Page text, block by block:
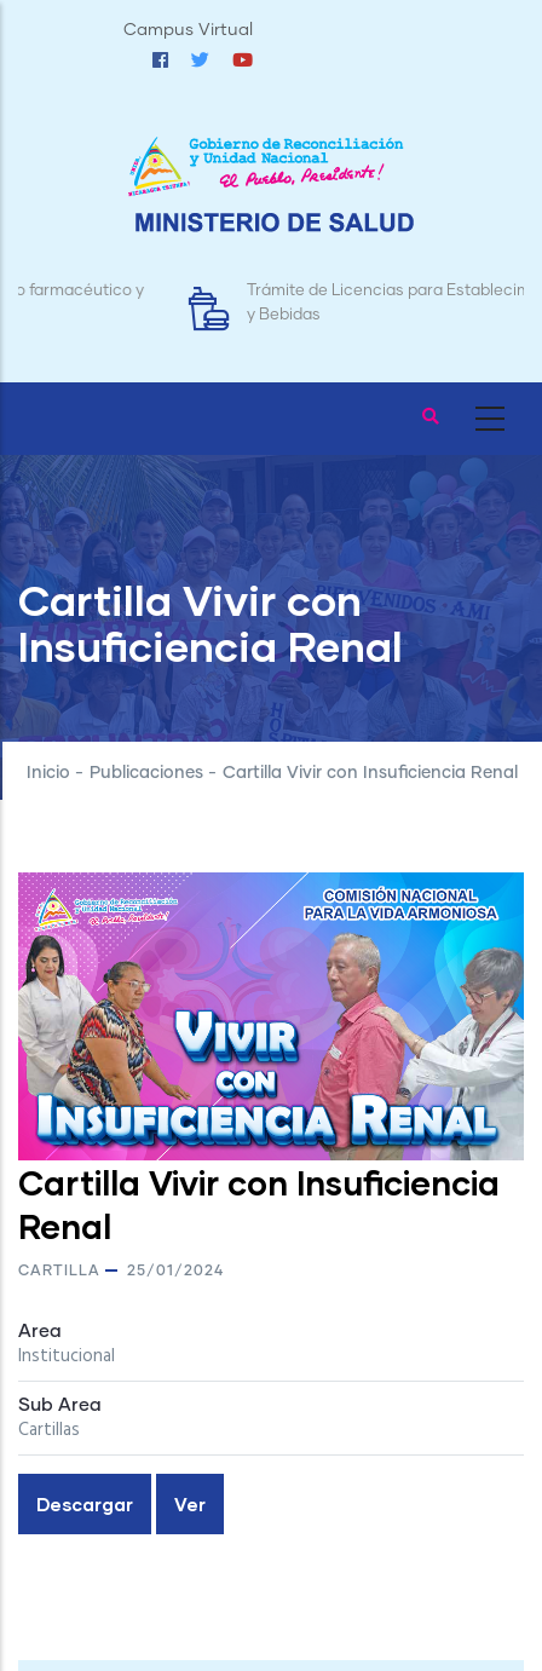
Campus Virtual
Trámite de Licencias para Establecimientos de Alimentos
Cartilla Vivir con
Insuficiencia Renal
Inicio - Publicaciones - Cartilla Vivir con Insuficiencia Renal
Cartilla Vivir con Insuficiencia
Renal
CARTILLA 25/01/2024
Area
Institucional
Sub Area
Cartillas
Descargar Ver